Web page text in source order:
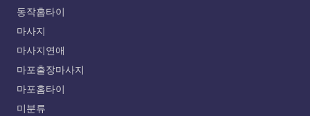
동작홈타이
마사지
마사지연애
마포출장마사지
마포홈타이
미분류